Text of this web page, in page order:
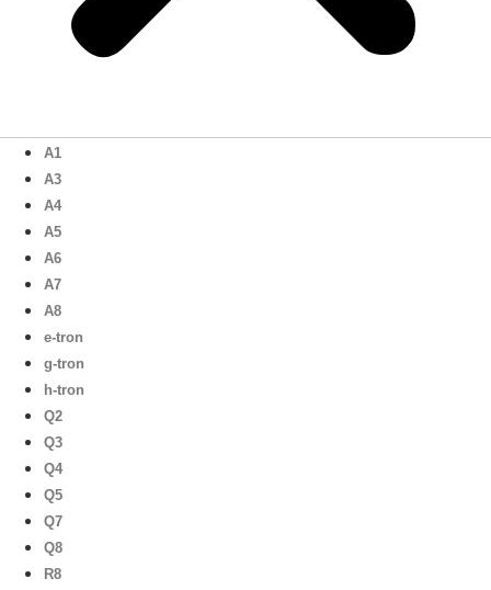
A1
A3
A4
A5
A6
A7
A8
e-tron
g-tron
h-tron
Q2
Q3
Q4
Q5
Q7
Q8
R8